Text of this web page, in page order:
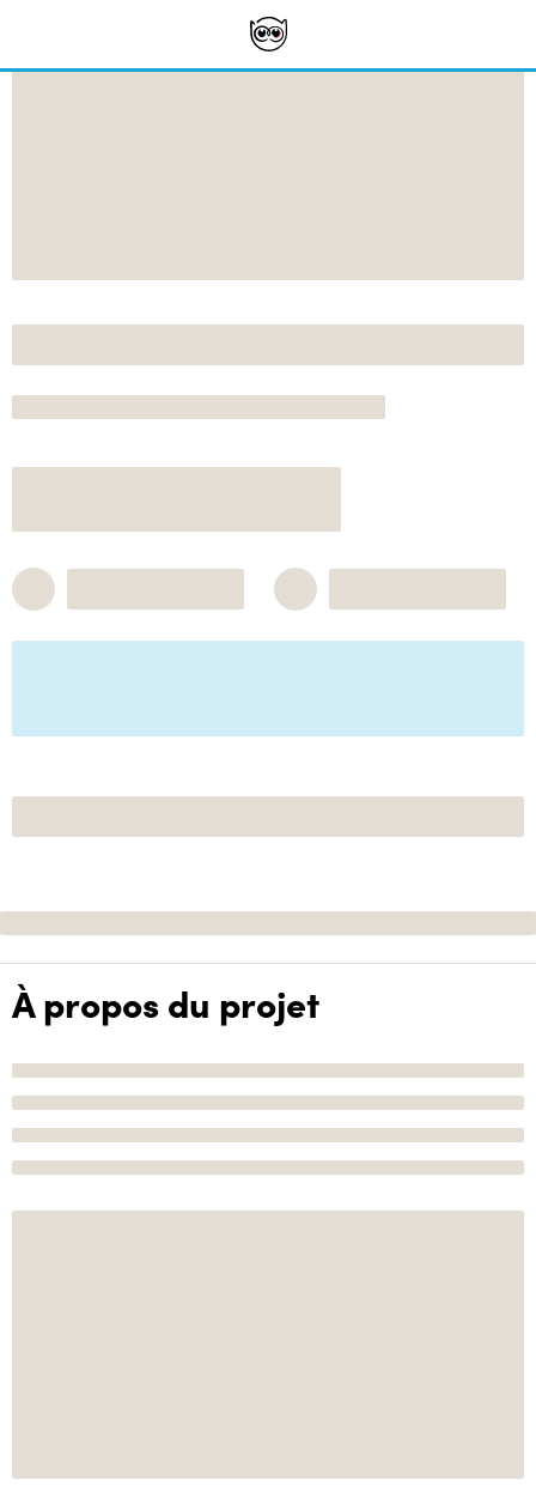
À propos du projet